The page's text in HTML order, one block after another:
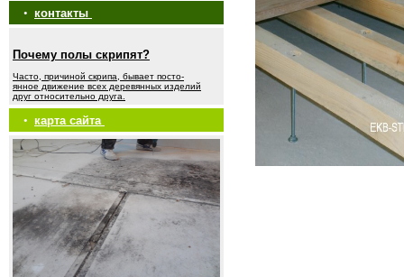
• контакты
Почему полы скрипят?
Часто, причиной скрипа, бывает посто-
янное движение всех деревянных изделий
друг относительно друга.
• карта сайта